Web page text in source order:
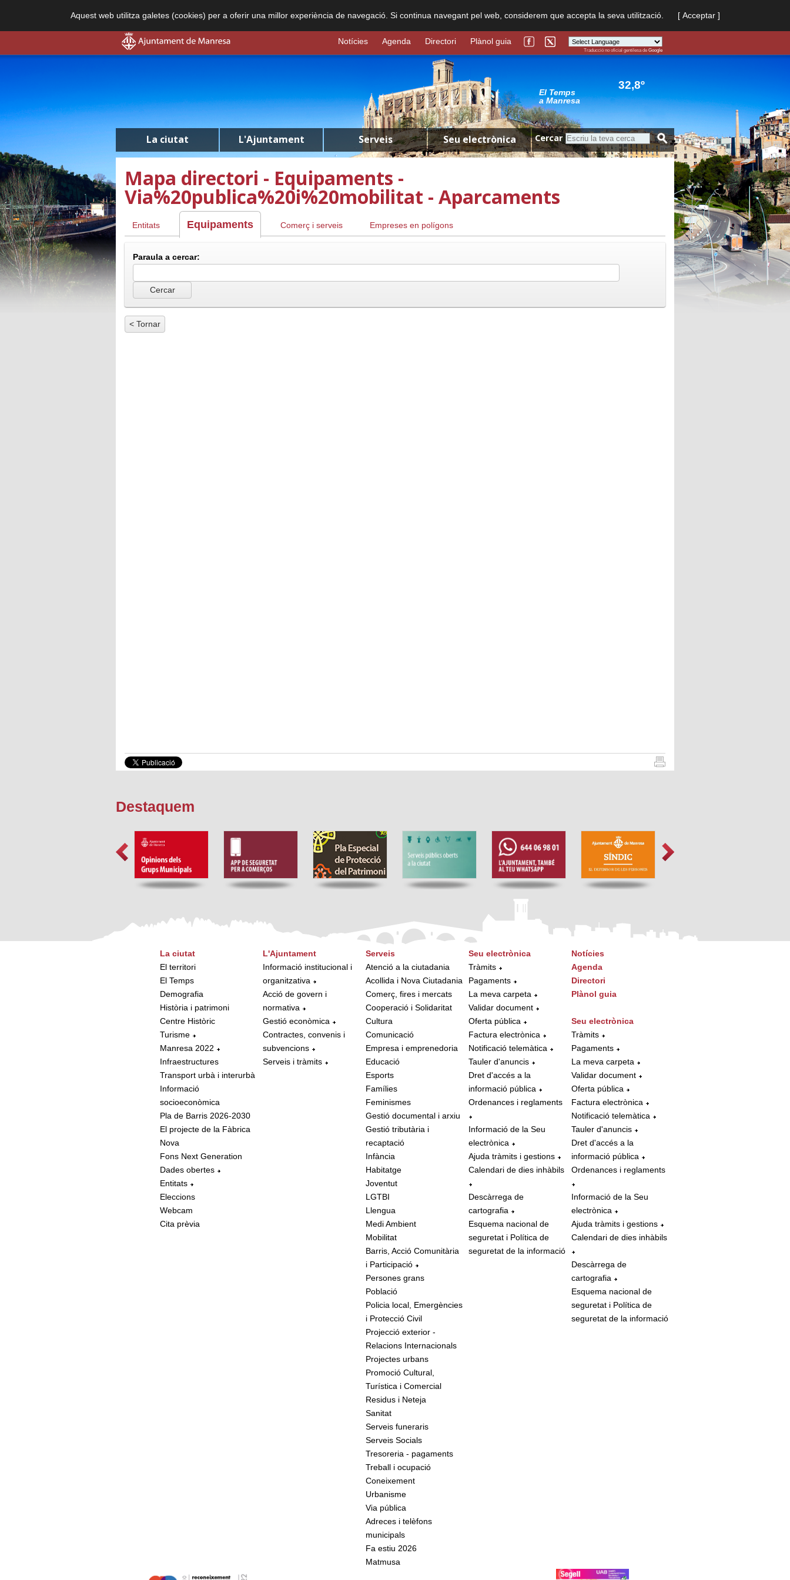
Aquest web utilitza galetes (cookies) per a oferir una millor experiència de navegació. Si continua navegant pel web, considerem que accepta la seva utilització. [ Acceptar ]
Powered by
Traducció no oficial gentilesa de Google
Notícies Agenda Directori Plànol guia
El Temps
a Manresa
32,8º
La ciutat L'Ajuntament Serveis Seu electrònica Cercar
Mapa directori - Equipaments -
Via%20publica%20i%20mobilitat - Aparcaments
Entitats Equipaments Comerç i serveis Empreses en polígons
Paraula a cercar:
< Tornar
Destaquem
La ciutat
El territori
El Temps
Demografia
Història i patrimoni
Centre Històric
Turisme
Manresa 2022
Infraestructures
Transport urbà i interurbà
Informació
socioeconòmica
Pla de Barris 2026-2030
El projecte de la Fàbrica
Nova
Fons Next Generation
Dades obertes
Entitats
Eleccions
Webcam
Cita prèvia
L'Ajuntament
Informació institucional i
organitzativa
Acció de govern i
normativa
Gestió econòmica
Contractes, convenis i
subvencions
Serveis i tràmits
Serveis
Atenció a la ciutadania
Acollida i Nova Ciutadania
Comerç, fires i mercats
Cooperació i Solidaritat
Cultura
Comunicació
Empresa i emprenedoria
Educació
Esports
Famílies
Feminismes
Gestió documental i arxiu
Gestió tributària i
recaptació
Infància
Habitatge
Joventut
LGTBI
Llengua
Medi Ambient
Mobilitat
Barris, Acció Comunitària
i Participació
Persones grans
Població
Policia local, Emergències
i Protecció Civil
Projecció exterior -
Relacions Internacionals
Projectes urbans
Promoció Cultural,
Turística i Comercial
Residus i Neteja
Sanitat
Serveis funeraris
Serveis Socials
Tresoreria - pagaments
Treball i ocupació
Coneixement
Urbanisme
Via pública
Adreces i telèfons
municipals
Fa estiu 2026
Matmusa
Seu electrònica
Tràmits
Pagaments
La meva carpeta
Validar document
Oferta pública
Factura electrònica
Notificació telemàtica
Tauler d'anuncis
Dret d'accés a la
informació pública
Ordenances i reglaments
Informació de la Seu
electrònica
Ajuda tràmits i gestions
Calendari de dies inhàbils
Descàrrega de
cartografia
Esquema nacional de
seguretat i Política de
seguretat de la informació
Notícies
Agenda
Directori
Plànol guia
Seu electrònica
Tràmits
Pagaments
La meva carpeta
Validar document
Oferta pública
Factura electrònica
Notificació telemàtica
Tauler d'anuncis
Dret d'accés a la
informació pública
Ordenances i reglaments
Informació de la Seu
electrònica
Ajuda tràmits i gestions
Calendari de dies inhàbils
Descàrrega de
cartografia
Esquema nacional de
seguretat i Política de
seguretat de la informació